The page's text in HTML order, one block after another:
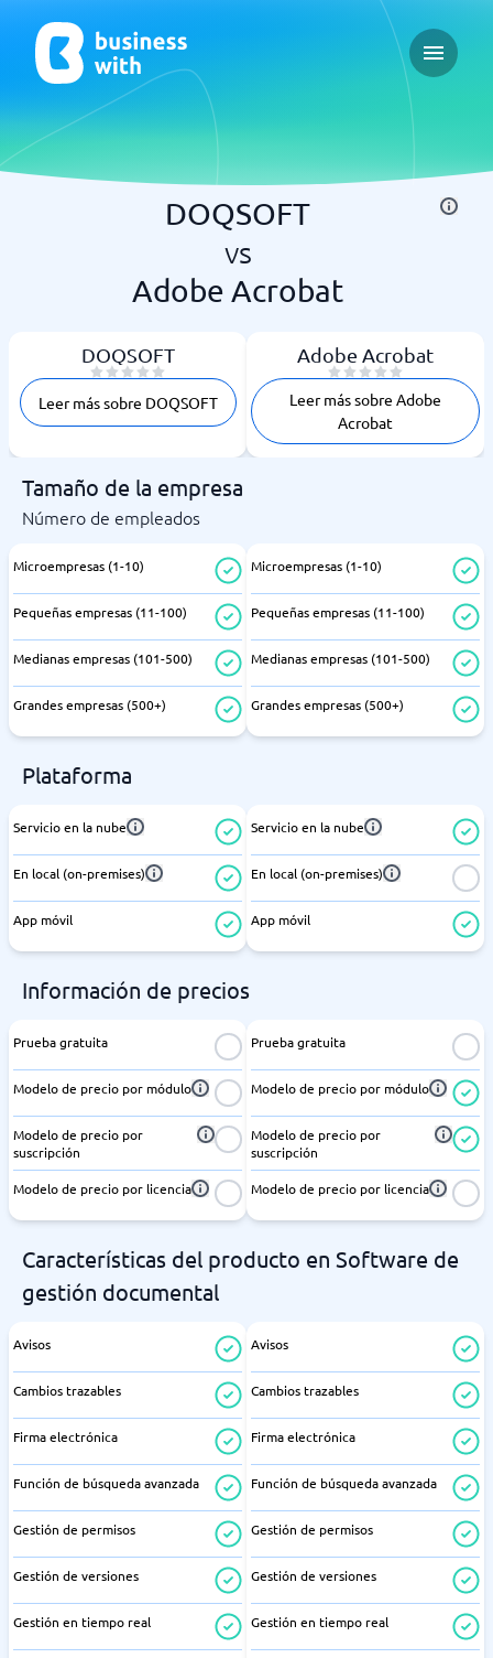
Open
DOQSOFT
vs
Adobe Acrobat
DOQSOFT
Leer más sobre DOQSOFT
Adobe Acrobat
Leer más sobre Adobe
Acrobat
Tamaño de la empresa
Número de empleados
Microempresas (1-10)
Pequeñas empresas (11-100)
Medianas empresas (101-500)
Grandes empresas (500+)
Microempresas (1-10)
Pequeñas empresas (11-100)
Medianas empresas (101-500)
Grandes empresas (500+)
Plataforma
Servicio en la nube
En local (on-premises)
App móvil
Servicio en la nube
En local (on-premises)
App móvil
Información de precios
Prueba gratuita
Modelo de precio por módulo
Modelo de precio por
suscripción
Modelo de precio por licencia
Prueba gratuita
Modelo de precio por módulo
Modelo de precio por
suscripción
Modelo de precio por licencia
Características del producto en Software de
gestión documental
Avisos
Cambios trazables
Firma electrónica
Función de búsqueda avanzada
Gestión de permisos
Gestión de versiones
Gestión en tiempo real
Avisos
Cambios trazables
Firma electrónica
Función de búsqueda avanzada
Gestión de permisos
Gestión de versiones
Gestión en tiempo real